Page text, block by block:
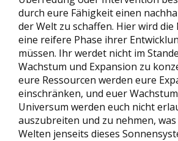
durch eure Fähigkeit einen
der Welt zu schaffen. Hier wird
eine reifere Phase ihrer
müssen. Ihr werdet nicht im
Wachstum und Expansion zu
eure Ressourcen werden eure
einschränken, und euer
Universum werden euch nicht
auszubreiten und zu nehmen,
Welten jenseits dieses